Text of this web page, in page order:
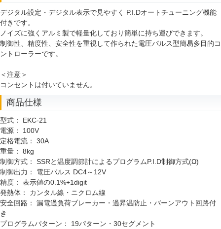
デジタル設定・デジタル表示で見やすく P.I.Dオートチューニング機能
付きです。
ノイズに強くアルミ製で軽量化しており簡単に持ち運びできます。
制御性、精度性、安全性を重視して作られた電圧パルス型簡易多目的コ
ントローラーです。
＜注意＞
コンセントは付いていません。
商品仕様
型式： EKC-21
電源： 100V
定格電流： 30A
重量： 8kg
制御方式： SSRと温度調節計によるプログラムP.I.D制御方式(Ω)
制御出力： 電圧パルス DC4～12V
精度： 表示値の0.1%+1digit
発熱体： カンタル線・ニクロム線
安全回路： 漏電過負荷ブレーカー・過昇温防止・バーンアウト回路付
き
プログラムパターン： 19パターン・30セグメント